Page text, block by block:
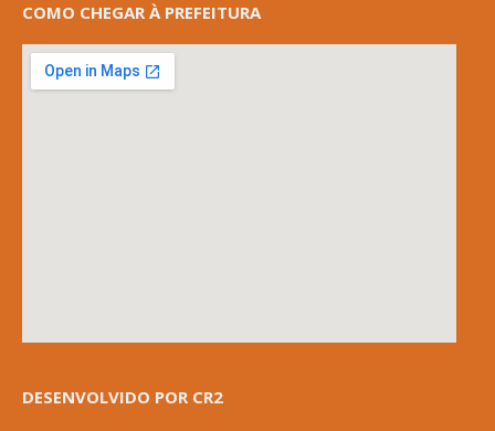
COMO CHEGAR À PREFEITURA
DESENVOLVIDO POR CR2